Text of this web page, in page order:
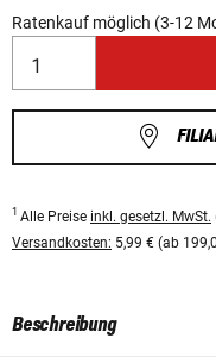
Ratenkauf möglich (3-12
1 Alle Preise inkl. gesetzl. MwSt.
Versandkosten: 5,99 € (ab
Beschreibung